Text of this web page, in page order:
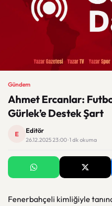
Gündem
Ahmet Ercanlar:
Gürlek’e Destek Şart
E Editör
26.12.2025 23:00 · 1 dk okuma
Fenerbahçeli kimliğiyle